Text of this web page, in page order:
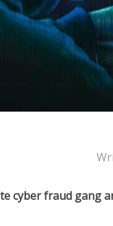
cyber fraud gang